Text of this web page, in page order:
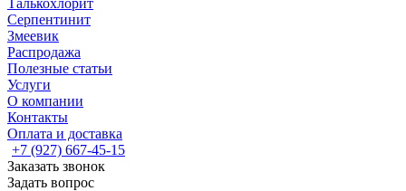
Талькохлорит
Серпентинит
Змеевик
Распродажа
Полезные статьи
Услуги
О компании
Контакты
Оплата и доставка
+7 (927) 667-45-15
Заказать звонок
Задать вопрос